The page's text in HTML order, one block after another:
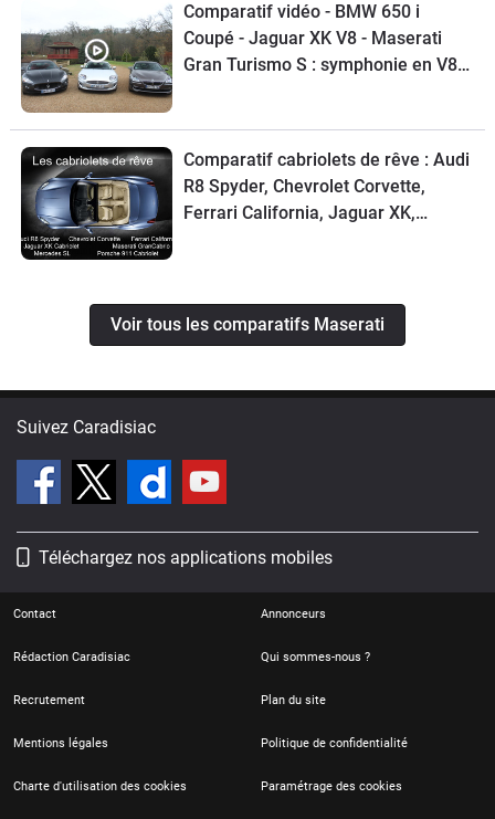
Comparatif vidéo - BMW 650 i
Coupé - Jaguar XK V8 - Maserati
Gran Turismo S : symphonie en V8
Comparatif cabriolets de rêve : Audi
R8 Spyder, Chevrolet Corvette,
Ferrari California, Jaguar XK,
Voir tous les comparatifs Maserati
Suivez Caradisiac
Téléchargez nos applications mobiles
Contact Annonceurs
Rédaction Caradisiac Qui sommes-nous ?
Recrutement Plan du site
Mentions légales Politique de confidentialité
Charte d'utilisation des cookies Paramétrage des cookies